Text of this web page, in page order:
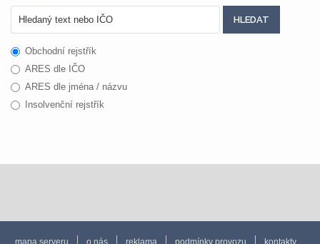
Obchodní rejstřík
ARES dle IČO
ARES dle jména / názvu
Insolvenční rejstřík
mapa serveru o nás reklama podmínky provozu kontakty